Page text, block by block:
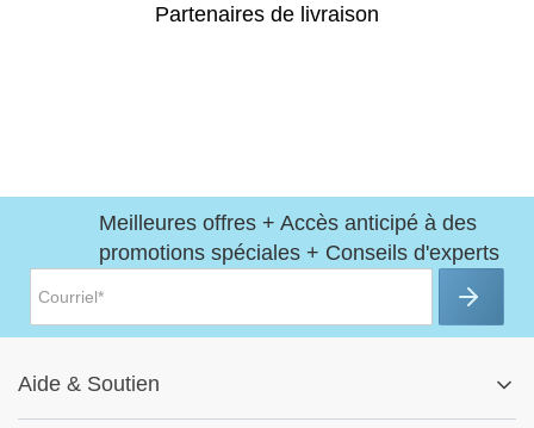
Partenaires de livraison
Meilleures offres + Accès anticipé à des
promotions spéciales + Conseils d'experts
Aide & Soutien